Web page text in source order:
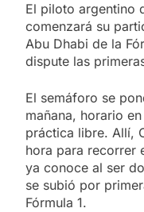
El piloto argentino
comenzará su
Abu Dhabi de la
dispute las
El semáforo se
mañana, horario
práctica libre. Allí,
hora para recorrer
ya conoce al ser
se subió por
Fórmula 1.